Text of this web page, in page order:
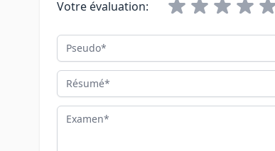
Votre évaluation:
Pseudo
Résumé
Examen